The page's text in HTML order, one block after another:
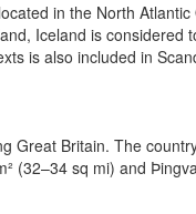
in the North
Iceland is considered
is also included in
Britain. The
(32–34 sq mi) and